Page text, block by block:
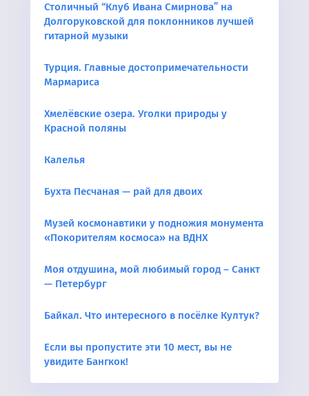
Столичный “Клуб Ивана Смирнова” на
Долгоруковской для поклонников лучшей
гитарной музыки
Турция. Главные достопримечательности
Мармариса
Хмелёвские озера. Уголки природы у
Красной поляны
Калелья
Бухта Песчаная — рай для двоих
Музей космонавтики у подножия монумента
«Покорителям космоса» на ВДНХ
Моя отдушина, мой любимый город – Санкт
— Петербург
Байкал. Что интересного в посёлке Култук?
Если вы пропустите эти 10 мест, вы не
увидите Бангкок!